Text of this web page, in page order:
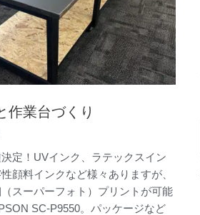
作業台づくり
定！UVインク、ラテックスイン
顔料インクなど様々ありますが、
スーパーフォト）プリントが可能
SC-P9550。パッケージなど